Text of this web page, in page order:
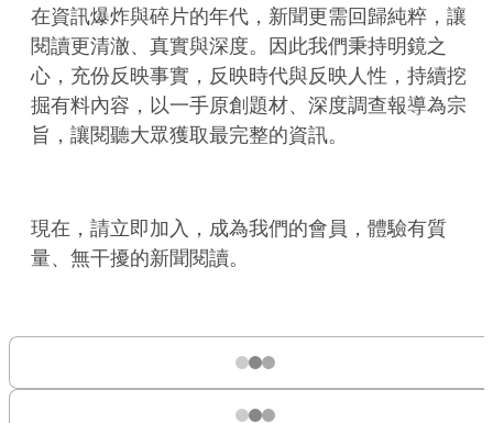
在資訊爆炸與碎片的年代，新聞更需回歸純粹，讓
閱讀更清澈、真實與深度。因此我們秉持明鏡之
心，充份反映事實，反映時代與反映人性，持續挖
掘有料內容，以一手原創題材、深度調查報導為宗
旨，讓閱聽大眾獲取最完整的資訊。
現在，請立即加入，成為我們的會員，體驗有質
量、無干擾的新聞閱讀。